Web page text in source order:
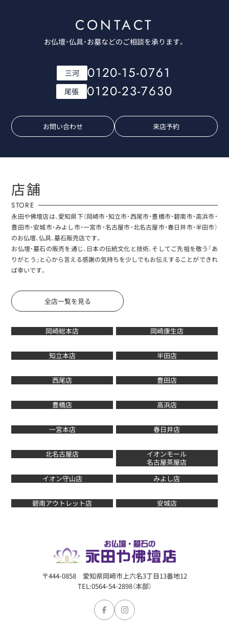
CONTACT
お仏壇・仏具・お墓などのご相談を承ります。
三河 0120-15-0761
尾張 0120-23-7630
お問い合わせ 来店予約
店舗
STORE
永田や佛壇店は、愛知県下（岡崎市・知立市・西尾市・豊橋市・碧南市・高浜市・
豊田市・安城市・みよし市・一宮市・名古屋市・北名古屋市・春日井市・半田市）
のお仏壇、仏具、墓石販売店です。
お仏壇・墓石の販売を通じ、日本の伝統文化と技術、そしてご先祖を敬う「あ
りがとう」と心から言える感謝の気持ちを少しでもお伝えすることができれ
ば幸いです。
全店一覧を見る
岡崎総本店 岡崎康生店
知立本店 半田店
西尾店 豊田店
豊橋店 高浜店
一宮本店 春日井店
北名古屋店
イオンモール
名古屋茶屋店
イオン守山店
みよし店
碧南アウトレット店 安城店
〒444-0858 愛知県岡崎市上六名3丁目13番地12
TEL:0564-54-2898（本部）